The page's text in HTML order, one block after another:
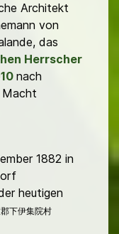
Architekt
von
das
Herrscher
nach
Macht
1882 in
heutigen
下伊集院村